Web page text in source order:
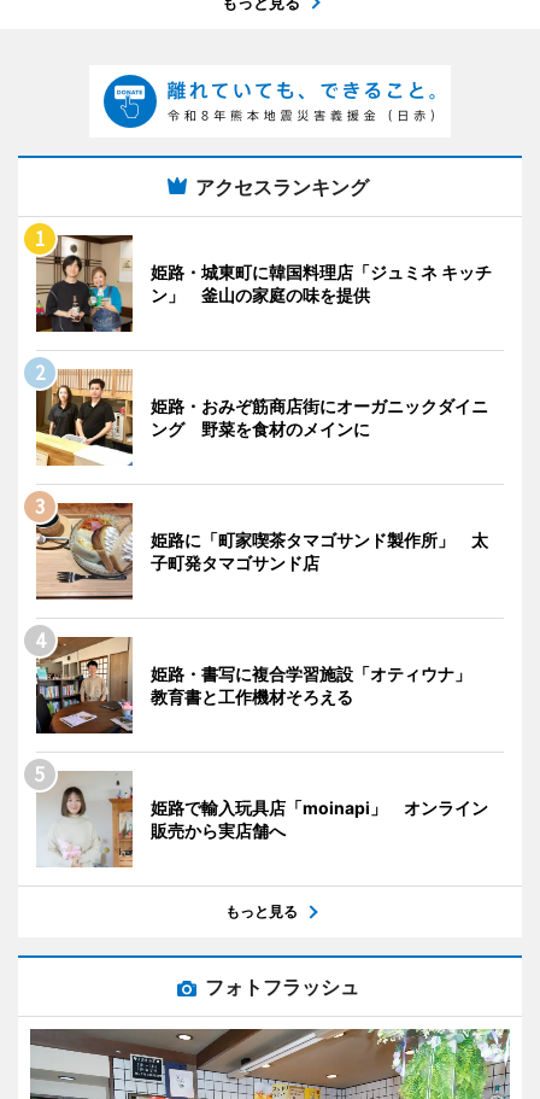
アクセスランキング
姫路・城東町に韓国料理店「ジュミネ キッチ
ン」 釜山の家庭の味を提供
姫路・おみぞ筋商店街にオーガニックダイニ
ング 野菜を食材のメインに
姫路に「町家喫茶タマゴサンド製作所」 太
子町発タマゴサンド店
姫路・書写に複合学習施設「オティウナ」
教育書と工作機材そろえる
姫路で輸入玩具店「moinapi」 オンライン
販売から実店舗へ
もっと見る
フォトフラッシュ